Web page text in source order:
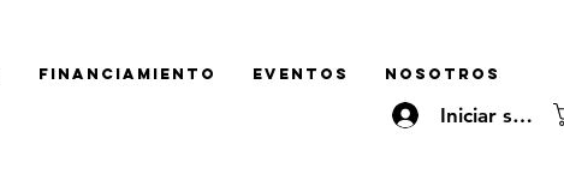
FINANCIAMIENTO EVENTOS NOSOTROS
Iniciar sesión